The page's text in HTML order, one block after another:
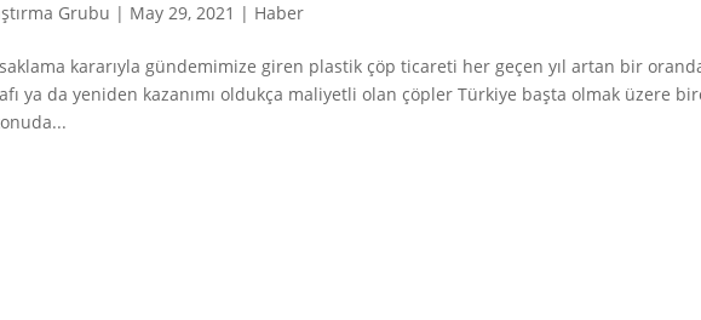
Grubu | May 29, 2021 | Haber
kararıyla gündemimize giren plastik çöp ticareti her geçen yıl artan bir
ya da yeniden kazanımı oldukça maliyetli olan çöpler Türkiye başta olmak üzere